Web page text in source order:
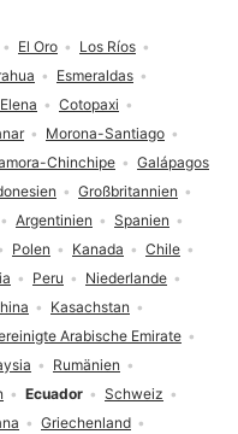
Großbritannien
Argentinien
Spanien
Polen Kanada
Chile
Peru
Niederlande
Kasachstan
Arabische Emirate
Rumänien
Ecuador
Schweiz
Griechenland
El Oro
Los Ríos
Esmeraldas
Cotopaxi
Morona-Santiago
Chinchipe Galápagos